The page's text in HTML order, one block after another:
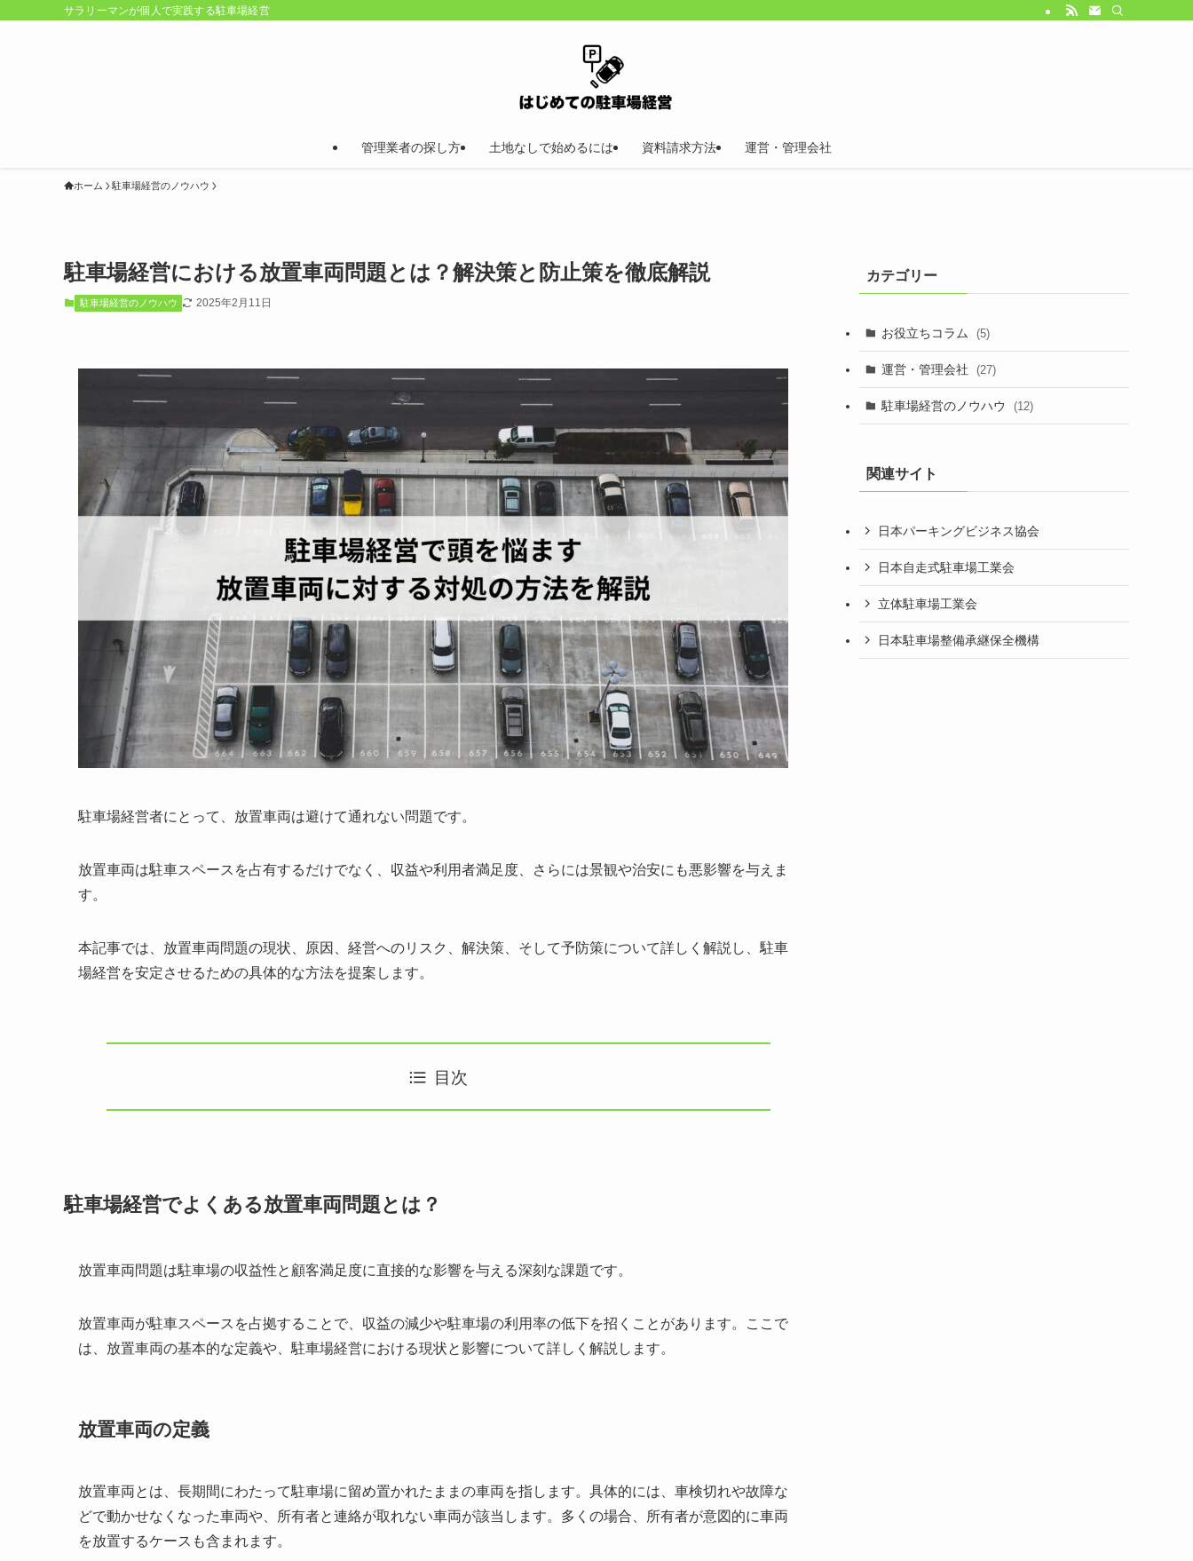
サラリーマンが個人で実践する駐車場経営
管理業者の探し方 土地なしで始めるには 資料請求方法 運営・管理会社
ホーム 駐車場経営のノウハウ
駐車場経営における放置車両問題とは？解決策と防止策を徹底解説
駐車場経営のノウハウ 2025年2月11日
駐車場経営者にとって、放置車両は避けて通れない問題です。
放置車両は駐車スペースを占有するだけでなく、収益や利用者満足度、さらには景観や治安にも悪影響を与えま
す。
本記事では、放置車両問題の現状、原因、経営へのリスク、解決策、そして予防策について詳しく解説し、駐車
場経営を安定させるための具体的な方法を提案します。
目次
駐車場経営でよくある放置車両問題とは？
放置車両問題は駐車場の収益性と顧客満足度に直接的な影響を与える深刻な課題です。
放置車両が駐車スペースを占拠することで、収益の減少や駐車場の利用率の低下を招くことがあります。ここで
は、放置車両の基本的な定義や、駐車場経営における現状と影響について詳しく解説します。
放置車両の定義
放置車両とは、長期間にわたって駐車場に留め置かれたままの車両を指します。具体的には、車検切れや故障な
どで動かせなくなった車両や、所有者と連絡が取れない車両が該当します。多くの場合、所有者が意図的に車両
を放置するケースも含まれます。
カテゴリー
お役立ちコラム (5)
運営・管理会社 (27)
駐車場経営のノウハウ (12)
関連サイト
日本パーキングビジネス協会
日本自走式駐車場工業会
立体駐車場工業会
日本駐車場整備承継保全機構